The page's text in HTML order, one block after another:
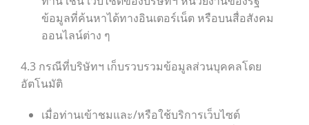
ข้อมูลที่ค้นหาได้ทางอินเตอร์เน็ต หรือบนสื่อสังคม
ออนไลน์ต่าง ๆ
4.3 กรณีที่บริษัทฯ เก็บรวบรวมข้อมูลส่วนบุคคลโดย
อัตโนมัติ
เมื่อท่านเข้าชมและ/หรือใช้บริการเว็บไซต์